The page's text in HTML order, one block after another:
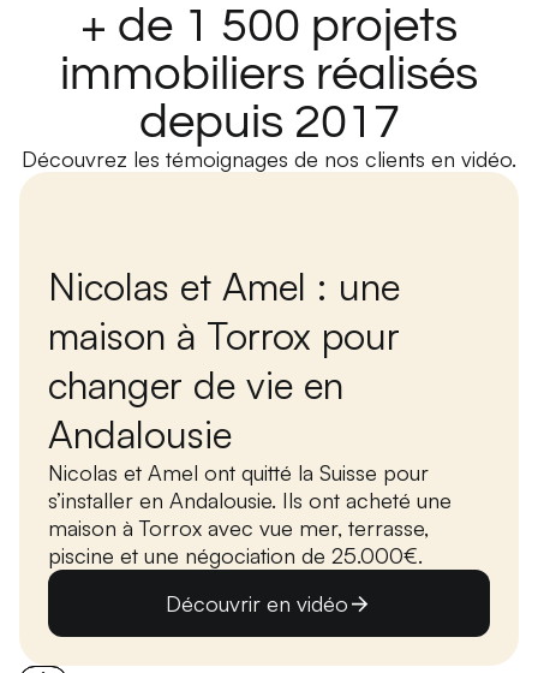
+ de 1 500 projets
immobiliers réalisés
depuis 2017
Découvrez les témoignages de nos clients en vidéo.
Nicolas et Amel : une
maison à Torrox pour
changer de vie en
Andalousie
Nicolas et Amel ont quitté la Suisse pour
s’installer en Andalousie. Ils ont acheté une
maison à Torrox avec vue mer, terrasse,
piscine et une négociation de 25.000€.
Découvrir en vidéo